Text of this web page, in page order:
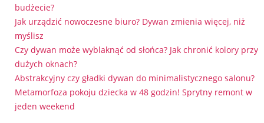
budżecie?
Jak urządzić nowoczesne biuro? Dywan zmienia więcej, niż
myślisz
Czy dywan może wyblaknąć od słońca? Jak chronić kolory przy
dużych oknach?
Abstrakcyjny czy gładki dywan do minimalistycznego salonu?
Metamorfoza pokoju dziecka w 48 godzin! Sprytny remont w
jeden weekend